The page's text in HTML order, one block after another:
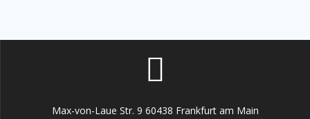
Max-von-Laue Str. 9 60438 Frankfurt am Main